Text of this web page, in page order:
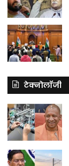
टेक्नोलॉजी